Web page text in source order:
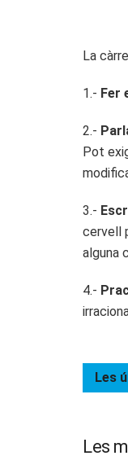
La
1.- Fer
2.-
Pot
3.-
cervell
alguna
4.-
Les
Les